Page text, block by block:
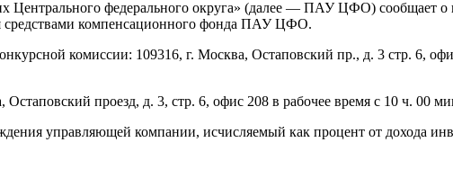
Центрального федерального округа» (далее — ПАУ ЦФО) сообщает
средствами компенсационного фонда ПАУ ЦФО.
комиссии: 109316, г. Москва, Остаповский пр., д. 3 стр. 6,
проезд, д. 3, стр. 6, офис 208 в рабочее время с 10 ч. 00
управляющей компании, исчисляемый как процент от дохода